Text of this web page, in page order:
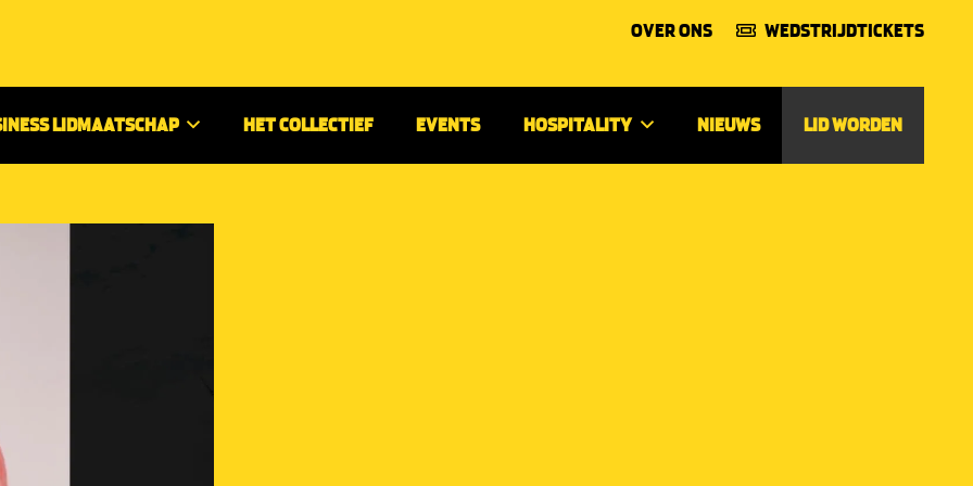
OVER ONS WEDSTRIJDTICKETS
LIDMAATSCHAP HET COLLECTIEF EVENTS HOSPITALITY NIEUWS LID WORDEN